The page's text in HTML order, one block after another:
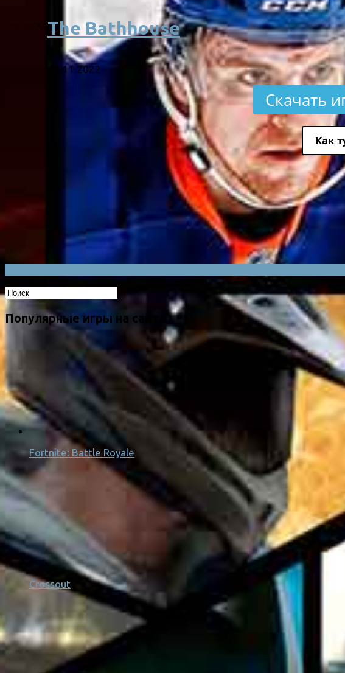
The Bathhouse
15.11.2022
Скачать
Как
Популярные игры на сайте
Fortnite: Battle Royale
Crossout